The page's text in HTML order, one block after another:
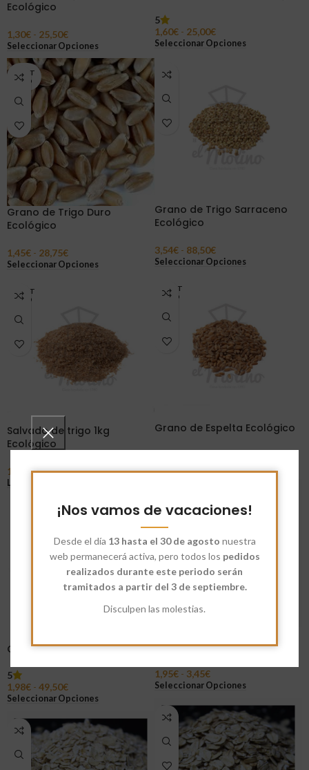
¡Nos vamos de vacaciones!
Desde el día 13 hasta el 30 de agosto nuestra
web permanecerá activa, pero todos los pedidos
realizados durante este periodo serán
tramitados a partir del 3 de septiembre.
Disculpen las molestias.
Ecológico
1,30€ - 25,50€
Seleccionar Opciones
5
1,60€ - 25,00€
Seleccionar Opciones
Grano de Trigo Sarraceno
Ecológico
3,54€ - 88,50€
Seleccionar Opciones
AGOT
ADO
Grano de Trigo Duro
Ecológico
1,45€ - 28,75€
Seleccionar Opciones
AGOT
ADO
Grano de Espelta Ecológico
Seleccionar Opciones
AGOT
ADO
Salvado de trigo 1kg
Ecológico
1,10
Leer Más
Integral Ecológico
1,95€ - 3,45€
Seleccionar Opciones
Grano de Maíz Ecológico
5
1,98€ - 49,50€
Seleccionar Opciones